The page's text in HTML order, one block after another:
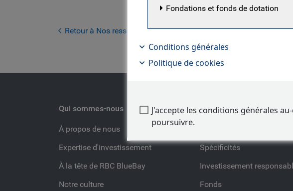
mention) en
University.
Retour à Nos ressources
Qui sommes-nous
À propos de nous
Expertise d'investissement
À la tête de RBC BlueBay
Notre culture
Notre activité
Spécificités
Investissement
Fonds
Fondations et fonds de dotation
Conditions générales
Politique de cookies
J'accepte les conditions générales
poursuivre.